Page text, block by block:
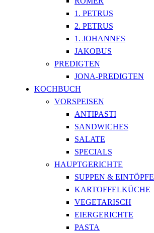
1. PETRUS
2. PETRUS
1. JOHANNES
JAKOBUS
PREDIGTEN
JONA-PREDIGTEN
KOCHBUCH
VORSPEISEN
ANTIPASTI
SANDWICHES
SALATE
SPECIALS
HAUPTGERICHTE
SUPPEN & EINTÖPFE
KARTOFFELKÜCHE
VEGETARISCH
EIERGERICHTE
PASTA